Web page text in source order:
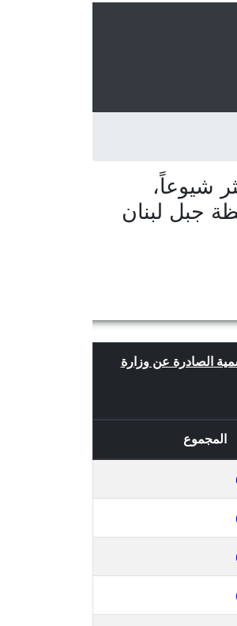
شيوعاً،
جبل لبنان
الصادرة عن وزارة
المجموع